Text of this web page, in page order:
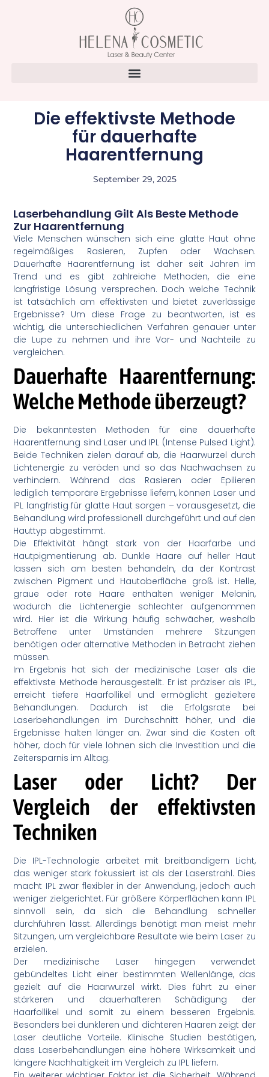
Die effektivste Methode
für dauerhafte
Haarentfernung
September 29, 2025
Laserbehandlung Gilt Als Beste Methode
Zur Haarentfernung
Viele Menschen wünschen sich eine glatte Haut ohne
regelmäßiges Rasieren, Zupfen oder Wachsen.
Dauerhafte Haarentfernung ist daher seit Jahren im
Trend und es gibt zahlreiche Methoden, die eine
langfristige Lösung versprechen. Doch welche Technik
ist tatsächlich am effektivsten und bietet zuverlässige
Ergebnisse? Um diese Frage zu beantworten, ist es
wichtig, die unterschiedlichen Verfahren genauer unter
die Lupe zu nehmen und ihre Vor- und Nachteile zu
vergleichen.
Dauerhafte Haarentfernung:
Welche Methode überzeugt?
Die bekanntesten Methoden für eine dauerhafte
Haarentfernung sind Laser und IPL (Intense Pulsed Light).
Beide Techniken zielen darauf ab, die Haarwurzel durch
Lichtenergie zu veröden und so das Nachwachsen zu
verhindern. Während das Rasieren oder Epilieren
lediglich temporäre Ergebnisse liefern, können Laser und
IPL langfristig für glatte Haut sorgen – vorausgesetzt, die
Behandlung wird professionell durchgeführt und auf den
Hauttyp abgestimmt.
Die Effektivität hängt stark von der Haarfarbe und
Hautpigmentierung ab. Dunkle Haare auf heller Haut
lassen sich am besten behandeln, da der Kontrast
zwischen Pigment und Hautoberfläche groß ist. Helle,
graue oder rote Haare enthalten weniger Melanin,
wodurch die Lichtenergie schlechter aufgenommen
wird. Hier ist die Wirkung häufig schwächer, weshalb
Betroffene unter Umständen mehrere Sitzungen
benötigen oder alternative Methoden in Betracht ziehen
müssen.
Im Ergebnis hat sich der medizinische Laser als die
effektivste Methode herausgestellt. Er ist präziser als IPL,
erreicht tiefere Haarfollikel und ermöglicht gezieltere
Behandlungen. Dadurch ist die Erfolgsrate bei
Laserbehandlungen im Durchschnitt höher, und die
Ergebnisse halten länger an. Zwar sind die Kosten oft
höher, doch für viele lohnen sich die Investition und die
Zeitersparnis im Alltag.
Laser oder Licht? Der
Vergleich der effektivsten
Techniken
Die IPL-Technologie arbeitet mit breitbandigem Licht,
das weniger stark fokussiert ist als der Laserstrahl. Dies
macht IPL zwar flexibler in der Anwendung, jedoch auch
weniger zielgerichtet. Für größere Körperflächen kann IPL
sinnvoll sein, da sich die Behandlung schneller
durchführen lässt. Allerdings benötigt man meist mehr
Sitzungen, um vergleichbare Resultate wie beim Laser zu
erzielen.
Der medizinische Laser hingegen verwendet
gebündeltes Licht einer bestimmten Wellenlänge, das
gezielt auf die Haarwurzel wirkt. Dies führt zu einer
stärkeren und dauerhafteren Schädigung der
Haarfollikel und somit zu einem besseren Ergebnis.
Besonders bei dunkleren und dichteren Haaren zeigt der
Laser deutliche Vorteile. Klinische Studien bestätigen,
dass Laserbehandlungen eine höhere Wirksamkeit und
längere Nachhaltigkeit im Vergleich zu IPL liefern.